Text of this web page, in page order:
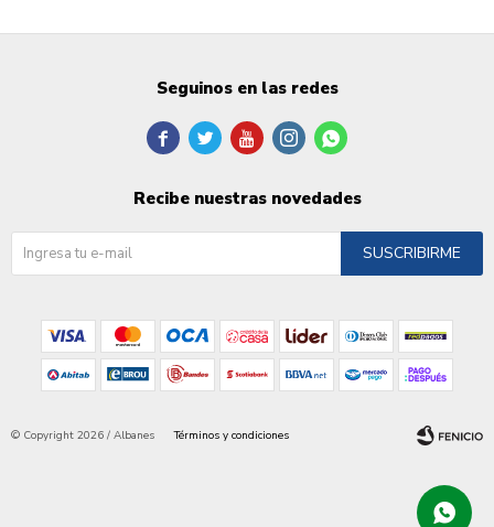
Seguinos en las redes
    
Recibe nuestras novedades
SUSCRIBIRME
© Copyright 2026 / Albanes Términos y condiciones